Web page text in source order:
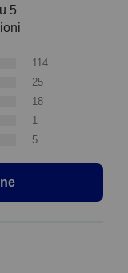
5
114
25
18
1
5